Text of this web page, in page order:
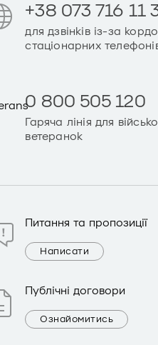
+38 073 716 11
для дзвінків із-за
стаціонарних
0 800 505 120
Гаряча лінія для
ветеранок
Питання та пропозиції
Написати
Публічні договори
Ознайомитись